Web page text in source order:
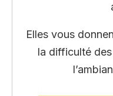
Elles vous
la difficulté